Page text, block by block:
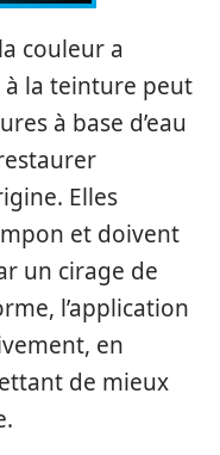
couleur a
la teinture peut
à base d’eau
Elles
et doivent
un cirage de
l’application
en
de mieux